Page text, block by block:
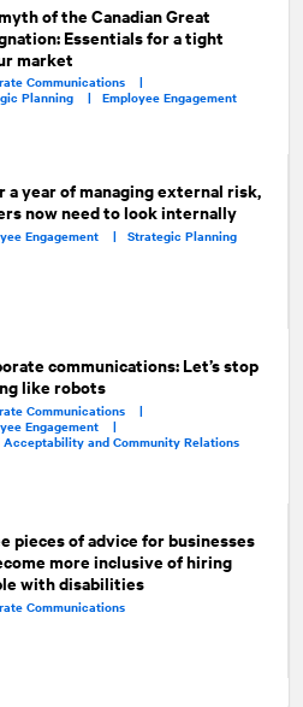
of the Canadian Great
Essentials for a tight
market
Communications |
Planning |Employee Engagement
a year of managing external risk,
now need to look internally
Engagement | Strategic Planning
communications: Let’s stop
like robots
Communications |
Engagement |
Acceptability and Community Relations
pieces of advice for businesses
more inclusive of hiring
with disabilities
Communications